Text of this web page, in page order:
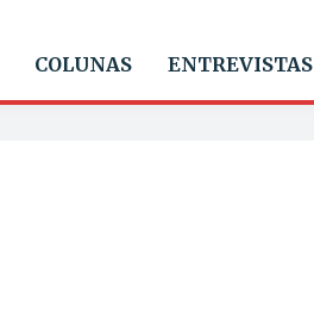
COLUNAS ENTREVISTAS